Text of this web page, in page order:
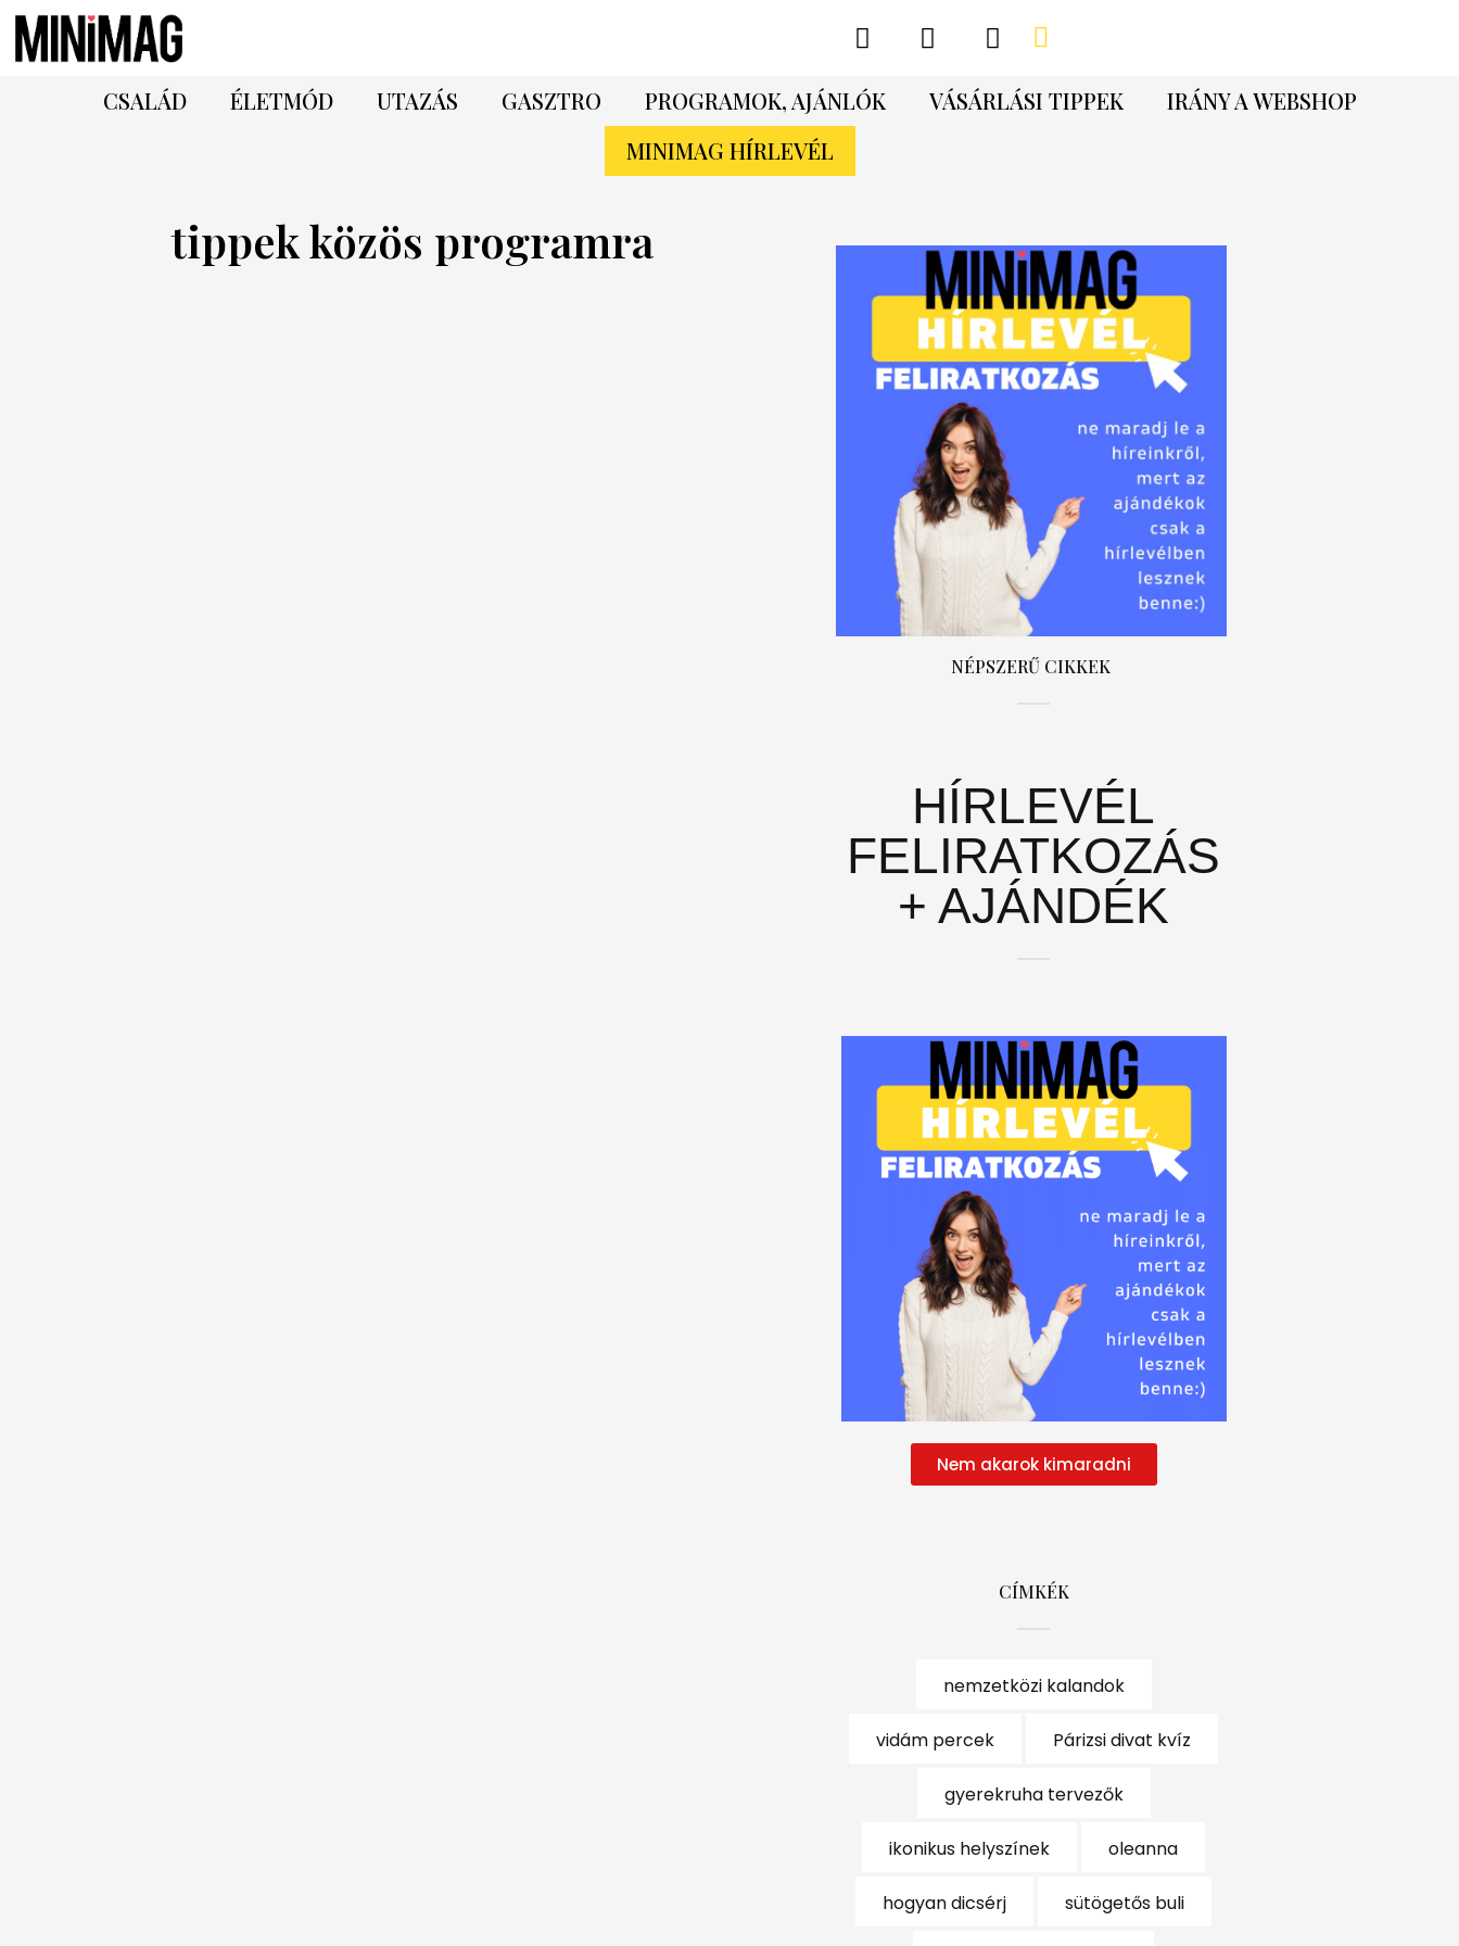
CSALÁD ÉLETMÓD UTAZÁS GASZTRO PROGRAMOK, AJÁNLÓK VÁSÁRLÁSI TIPPEK
IRÁNY A WEBSHOP
MINIMAG HÍRLEVÉL
tippek közös programra
NÉPSZERŰ CIKKEK
HÍRLEVÉL
FELIRATKOZÁS
+ AJÁNDÉK
Nem akarok kimaradni
CÍMKÉK
nemzetközi kalandok
vidám percek Párizsi divat kvíz
gyerekruha tervezők
ikonikus helyszínek oleanna
hogyan dicsérj sütögetős buli